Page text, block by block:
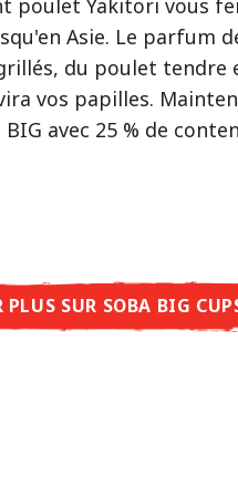
saveurs, un seul
restaurant – sans le
Premium,
comme jamais
Yuzu, épicé et
du restaurant – à
poulet Yakitori vous
Asie. Le parfum
du poulet tendre
vos papilles.
avec 25 % de
PLUS SUR SOBA BIG
synonyme d'équilibre
caramélisé
cette soupe une
PLUS SUR NISSIN RAMEN